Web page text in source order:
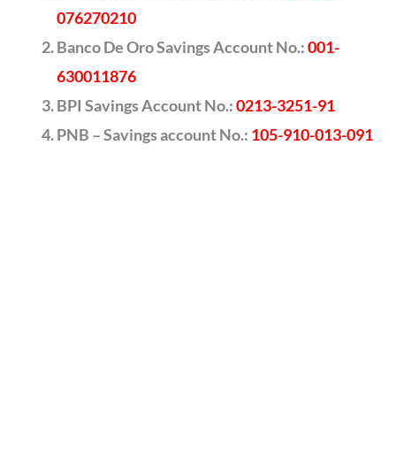
076270210
Banco De Oro Savings Account No.:001-
630011876
BPI Savings Account No.:0213-3251-91
PNB – Savings account No.: 105-910-013-091